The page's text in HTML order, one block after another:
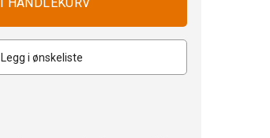
Legg i ønskeliste